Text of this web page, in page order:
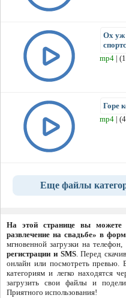
Ох уж
mp4 |
Горе
mp4 |
Еще файлы
На этой странице вы можете
развлечение на свадьбе» в
мгновенной загрузки на
регистрации и SMS. Перед
онлайн или посмотреть превью.
категориям и легко находятся
загрузить свои файлы и
Приятного использования!